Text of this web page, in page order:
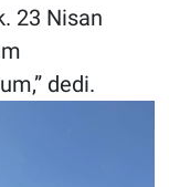
23 Nisan
dedi.